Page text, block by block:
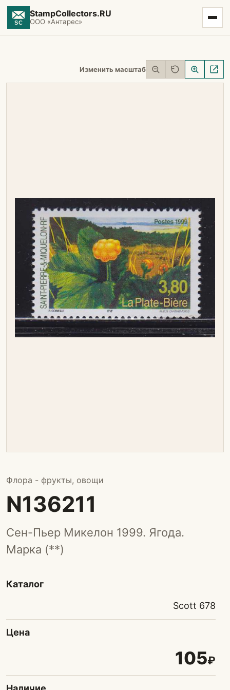
StampCollectors.RU
ООО «Антарес»
Изменить масштаб
Флора - фрукты, овощи
N136211
Сен-Пьер Микелон 1999. Ягода.
Марка (**)
Каталог
Scott 678
Цена
105₽